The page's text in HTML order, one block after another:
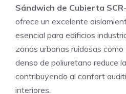
Sándwich de Cubierta
ofrece un excelente
esencial para edificios
zonas urbanas ruidosas como
denso de poliuretano reduce
contribuyendo al confort
interiores.